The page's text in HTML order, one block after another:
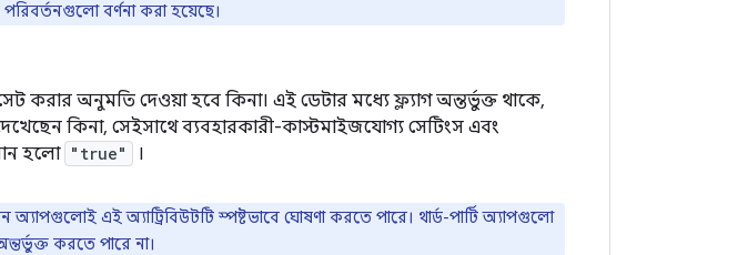
বর্ণনা করা হয়েছে।
করার অনুমতি দেওয়া হবে কিনা। এই ডেটার মধ্যে ফ্ল্যাগ অন্তর্ভুক্ত থাকে,
কিনা, সেইসাথে ব্যবহারকারী-কাস্টমাইজযোগ্য সেটিংস এবং
হলো "true" ।
এই অ্যাট্রিবিউটটি স্পষ্টভাবে ঘোষণা করতে পারে। থার্ড-পার্টি অ্যাপগুলো
করতে পারে না।